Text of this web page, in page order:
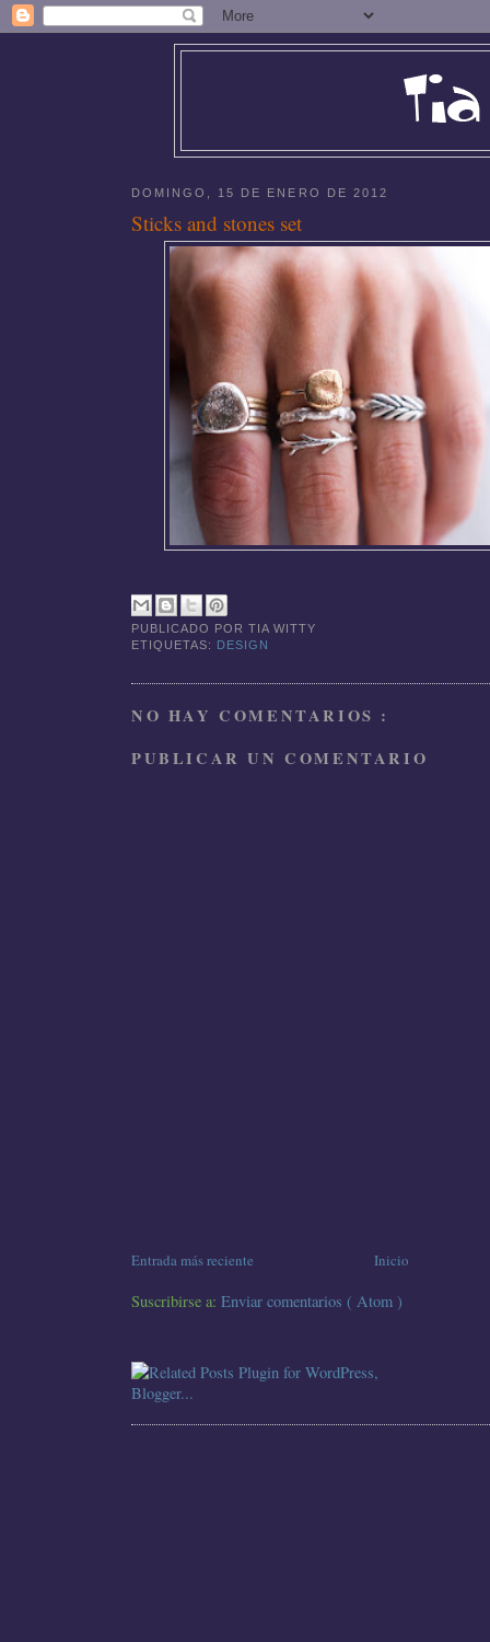
DOMINGO, 15 DE ENERO DE 2012
Sticks and stones set
PUBLICADO PORTIA WITTY
ETIQUETAS: DESIGN
NO HAY COMENTARIOS :
PUBLICAR UN COMENTARIO
Entrada más reciente Inicio
Suscribirse a: Enviar comentarios ( Atom )